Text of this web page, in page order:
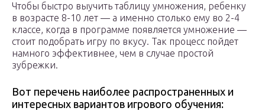
Чтобы быстро выучить таблицу умножения, ребенку
в возрасте 8-10 лет — а именно столько ему во 2-4
классе, когда в программе появляется умножение —
стоит подобрать игру по вкусу. Так процесс пойдет
намного эффективнее, чем в случае простой
зубрежки.
Вот перечень наиболее распространенных и
интересных вариантов игрового обучения: